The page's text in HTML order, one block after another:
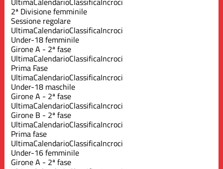
2ª Divisione femminile
Sessione regolare
UltimaCalendarioClassificaIncroci
Under-18 femminile
Girone A - 2ª fase
UltimaCalendarioClassificaIncroci
Prima Fase
UltimaCalendarioClassificaIncroci
Under-18 maschile
Girone A - 2ª fase
UltimaCalendarioClassificaIncroci
Girone B - 2ª fase
UltimaCalendarioClassificaIncroci
Prima fase
UltimaCalendarioClassificaIncroci
Under-16 femminile
Girone A - 2ª fase